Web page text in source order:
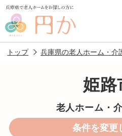
老人ホームを
円かに
トップ 兵庫県の老人ホーム・介
姫路
老人ホーム・
条件を変更